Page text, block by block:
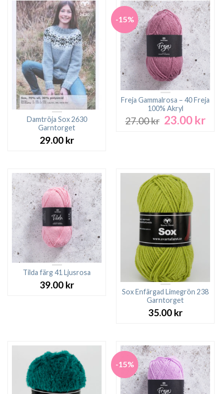
Damtröja Sox 2630
Garntorget
29.00 kr
-15%
Freja Gammalrosa – 40 Freja
100% Akryl
27.00kr Det
23.00 krDet
Tilda färg 41 Ljusrosa
39.00 kr
Sox Enfärgad Limegrön 238
Garntorget
35.00 kr
-15%